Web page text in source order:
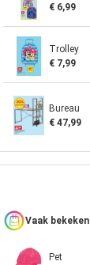
€ 6,99
Trolley
€ 7,99
Bureau
€ 47,99
Vaak bekeken
Pet